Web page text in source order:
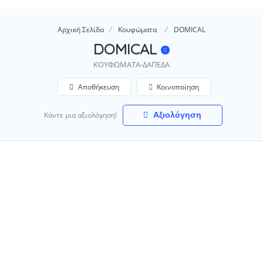
Αρχική Σελίδα Κουφώματα DOMICAL
DOMICAL
ΚΟΥΦΩΜΑΤΑ-ΔΑΠΕΔΑ
Αποθήκευση Κοινοποίηση
Κάντε μια αξιολόγηση! Αξιολόγηση